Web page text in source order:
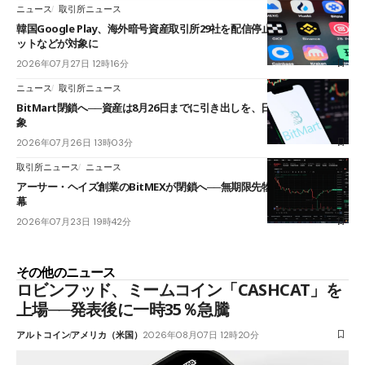
ニュース 取引所ニュース
韓国Google Play、海外暗号資産取引所29社を配信停止──OKXやバイビ
ットなどが対象に
2026年07月27日 12時16分
ニュース 取引所ニュース
BitMart閉鎖へ──資産は8月26日までに引き出しを、日本人利用者も対
象
2026年07月26日 13時03分
取引所ニュース ニュース
アーサー・ヘイズ創業のBitMEXが閉鎖へ──無期限先物を生んだ11年に
幕
2026年07月23日 19時42分
その他のニュース
ロビンフッド、ミームコイン「CASHCAT」を
上場──発表後に一時35％急騰
アルトコインアメリカ（米国） 2026年08月07日 12時20分